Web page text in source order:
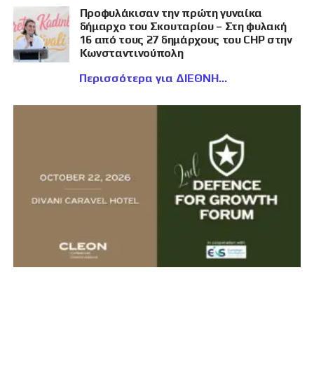
Προφυλάκισαν την πρώτη γυναίκα
δήμαρχο του Σκουταρίου – Στη φυλακή
16 από τους 27 δημάρχους του CHP στην
Κωνσταντινούπολη
Περισσότερα για ΔΙΕΘΝΗ